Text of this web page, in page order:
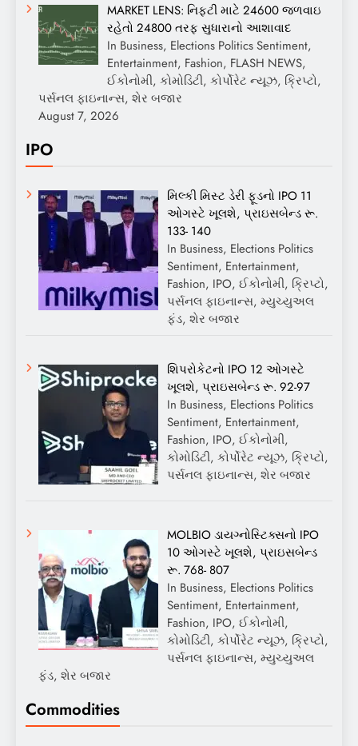
MARKET LENS: નિફ્ટી માટે 24600 જળવાઇ
રહેતો 24800 તરફ સુધારાનો આશાવાદ
In Business, Elections Politics Sentiment,
Entertainment, Fashion, FLASH NEWS,
ઈકોનોમી, કોમોડિટી, કોર્પોરેટ ન્યૂઝ, ક્રિપ્ટો,
પર્સનલ ફાઇનાન્સ, શેર બજાર
August 7, 2026
IPO
મિલ્કી મિસ્ટ ડેરી ફૂડનો IPO 11
ઓગસ્ટે ખૂલશે, પ્રાઇસબેન્ડ રૂ.
133- 140
In Business, Elections Politics
Sentiment, Entertainment,
Fashion, IPO, ઈકોનોમી, ક્રિપ્ટો,
પર્સનલ ફાઇનાન્સ, મ્યુચ્યુઅલ
ફંડ, શેર બજાર
શિપરોકેટનો IPO 12 ઓગસ્ટે
ખૂલશે, પ્રાઇસબેન્ડ રૂ. 92-97
In Business, Elections Politics
Sentiment, Entertainment,
Fashion, IPO, ઈકોનોમી,
કોમોડિટી, કોર્પોરેટ ન્યૂઝ, ક્રિપ્ટો,
પર્સનલ ફાઇનાન્સ, શેર બજાર
MOLBIO ડાયગ્નોસ્ટિક્સનો IPO
10 ઓગસ્ટે ખૂલશે, પ્રાઇસબેન્ડ
રૂ. 768- 807
In Business, Elections Politics
Sentiment, Entertainment,
Fashion, IPO, ઈકોનોમી,
કોમોડિટી, કોર્પોરેટ ન્યૂઝ, ક્રિપ્ટો,
પર્સનલ ફાઇનાન્સ, મ્યુચ્યુઅલ
ફંડ, શેર બજાર
Commodities